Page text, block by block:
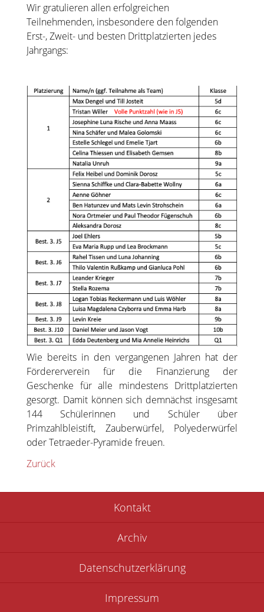
Wir gratulieren allen erfolgreichen
Teilnehmenden, insbesondere den folgenden
Erst-, Zweit- und besten Drittplatzierten jedes
Jahrgangs:
Wie bereits in den vergangenen Jahren hat der
Fördererverein für die Finanzierung der
Geschenke für alle mindestens Drittplatzierten
gesorgt. Damit können sich demnächst insgesamt
144 Schülerinnen und Schüler über
Primzahlbleistift, Zauberwürfel, Polyederwürfel
oder Tetraeder-Pyramide freuen.
Zurück
Kontakt
Archiv
Datenschutzerklärung
Impressum